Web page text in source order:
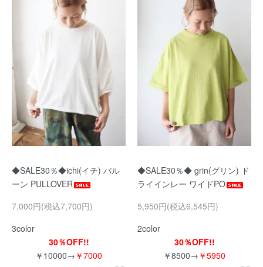
◆SALE30％◆ichi(イチ) バル
ーン PULLOVER
7,000円(税込7,700円)
3color
30％OFF!!
￥10000→ ￥7000
◆SALE30％◆ grin(グリン) ド
ライインレー ワイドPO
5,950円(税込6,545円)
2color
30％OFF!!
￥8500→ ￥5950